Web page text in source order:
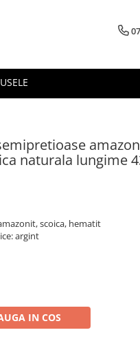
naturala lungime
scoica, hematit
argint
IN COS